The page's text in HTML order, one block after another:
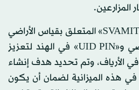
المزارعين.
ويهدف مخطط «SVAMITVA» المتعلق بقياس الأراضي
ورقمنة سجلات الأراضي و«UID PIN» في الهند لتعزيز
الأرياف، وتم تحديد هدف إنشاء
في هذه الميزانية لضمان أن يكون